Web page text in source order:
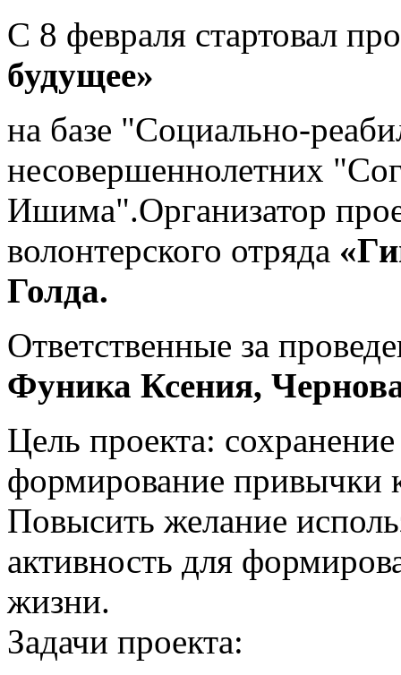
С 8 февраля стартовал
будущее»
на базе "Социально-
несовершеннолетних
Ишима".Организатор
волонтерского отряда
Голда.
Ответственные за
Фуника Ксения,
Цель проекта:
формирование привычки
Повысить желание
активность для
жизни.
Задачи проекта: